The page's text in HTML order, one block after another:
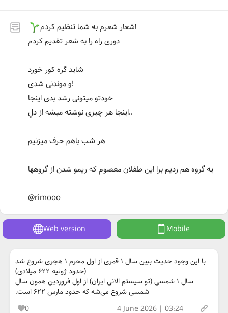
اشعار شعرم به شما تنظیم کردم
دوری راه را به شعر تقدیم کردم
شاید گره کور خورد
و موندنی شدی!
خودتو میتونی رشد بدی اینجا
اینجا هر چیزی نوشته میشه از دلِ..
هر شب باهم حرف میزنیم
یه گروه هم زدیم برا این طفلان معصوم که ریمو شدن از گروهها
@rimooo
Web version Mobile
با این وجود حدیث ببین سال ۱ قمری از اول محرم ۱ هجری شروع شد
(حدود ژوئیه ۶۲۲ میلادی)
سال ۱ شمسی (تو سیستم الانی ایران) از اول فروردین همون سال
شمسی شروع می‌شه که حدود مارس ۶۲۲ است.
0
4 June 2026 | 03:24